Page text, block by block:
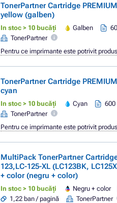
TonerPartner Cartridge
yellow (galben)
In stoc > 10 bucăți Galben
TonerPartner
Pentru ce imprimante este potrivit
TonerPartner Cartridge
cyan
In stoc > 10 bucăți Cyan 600
TonerPartner
Pentru ce imprimante este potrivit
MultiPack TonerPartner
123,LC-125-XL (LC123BK,
+ color (negru + color)
In stoc > 10 bucăți Negru + color
1,22 ban / pagină
TonerPartner